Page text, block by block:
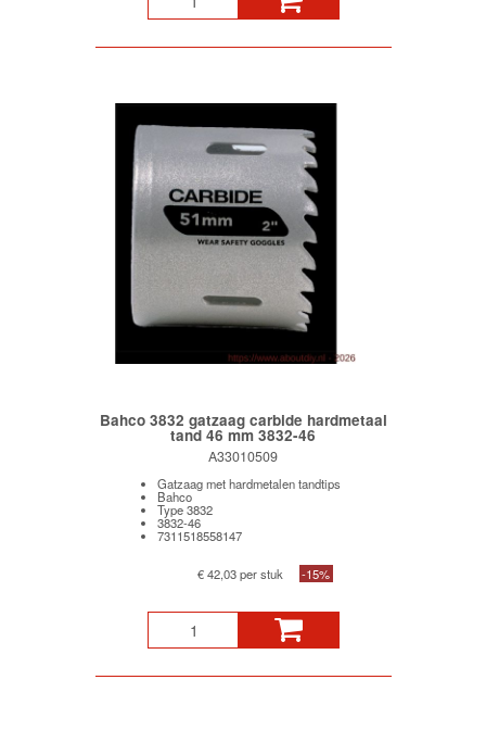
Bahco 3832 gatzaag carbide hardmetaal
tand 46 mm 3832-46
A33010509
Gatzaag met hardmetalen tandtips
Bahco
Type 3832
3832-46
7311518558147
€ 42,03 per stuk -15%